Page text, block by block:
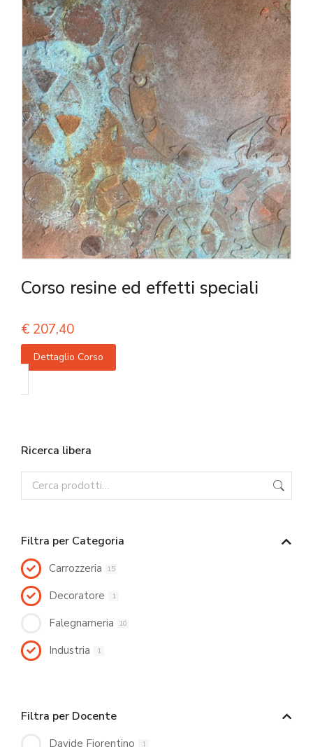
Corso resine ed effetti speciali
€ 207,40
Dettaglio Corso
Ricerca libera
Filtra per Categoria
Carrozzeria 15
Decoratore 1
Falegnameria 10
Industria 1
Filtra per Docente
Davide Fiorentino 1